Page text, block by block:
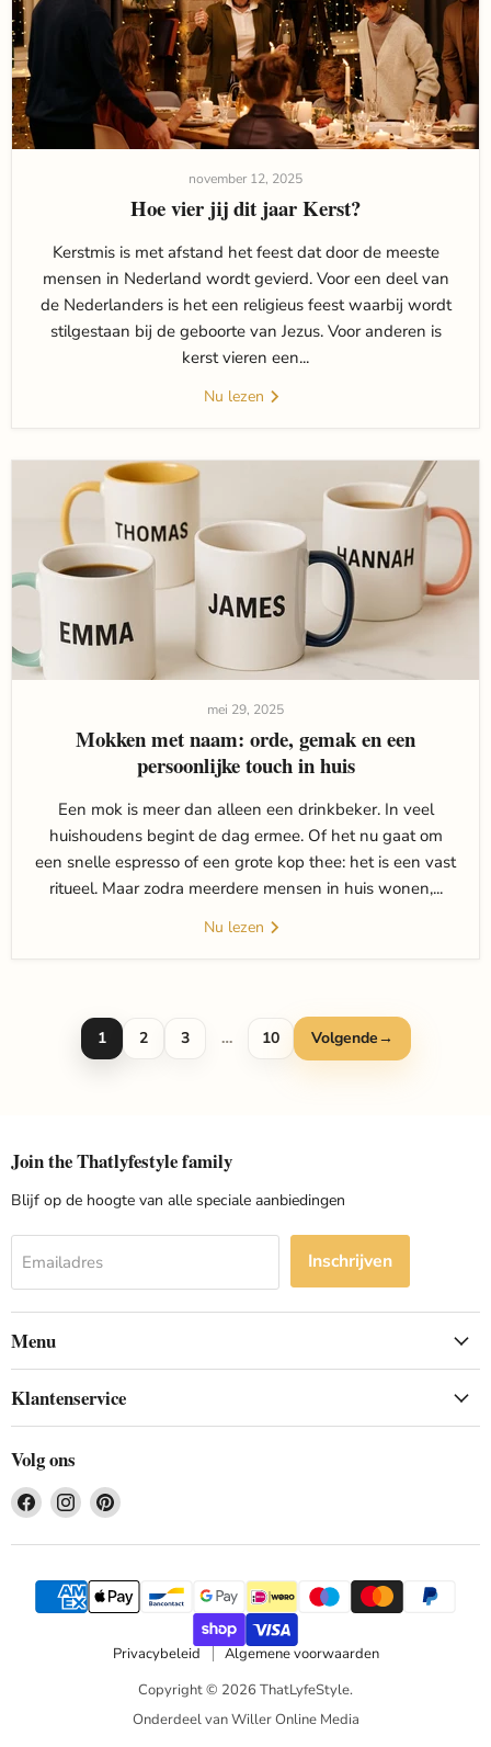
november 12, 2025
Hoe vier jij dit jaar Kerst?
Kerstmis is met afstand het feest dat door de meeste
mensen in Nederland wordt gevierd. Voor een deel van
de Nederlanders is het een religieus feest waarbij wordt
stilgestaan bij de geboorte van Jezus. Voor anderen is
kerst vieren een...
Nu lezen
mei 29, 2025
Mokken met naam: orde, gemak en een
persoonlijke touch in huis
Een mok is meer dan alleen een drinkbeker. In veel
huishoudens begint de dag ermee. Of het nu gaat om
een snelle espresso of een grote kop thee: het is een vast
ritueel. Maar zodra meerdere mensen in huis wonen,...
Nu lezen
1 2 3 … 10 Volgende→
Join the Thatlyfestyle family
Blijf op de hoogte van alle speciale aanbiedingen
Emailadres Inschrijven
Menu
Klantenservice
Volg ons
Vind
ons
op
Vind
ons
op
Vind
op
Privacybeleid
Algemene voorwaarden
Copyright © 2026 ThatLyfeStyle.
Onderdeel van Willer Online Media